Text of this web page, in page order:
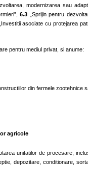
modernizarea sau
6.3 „Sprijin pentru
asociate cu protejarea
pentru mediul privat, si anume:
din fermele zootehnice
agricole
unitatilor de procesare,
depozitare, conditionare,